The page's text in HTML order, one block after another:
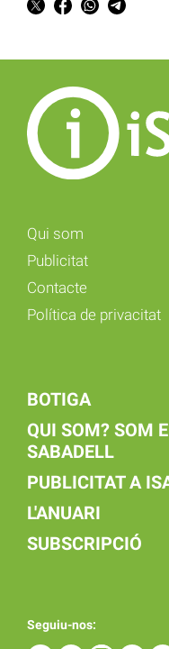
Qui som
Publicitat
Contacte
Política de privacitat
BOTIGA
QUI SOM? SOM
SABADELL
PUBLICITAT A
L'ANUARI
SUBSCRIPCIÓ
Seguiu-nos: